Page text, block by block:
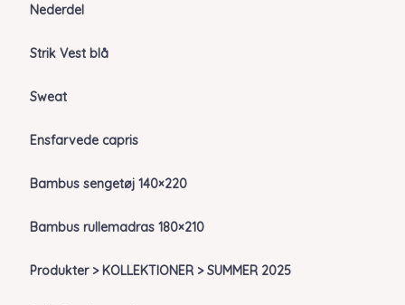
Nederdel
Strik Vest blå
Sweat
Ensfarvede capris
Bambus sengetøj 140×220
Bambus rullemadras 180×210
Produkter > KOLLEKTIONER > SUMMER 2025